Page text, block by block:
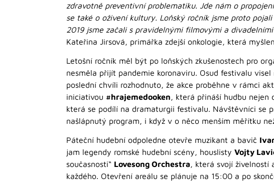
zdravotně preventivní problematiku. Jde nám o
se také o oživení kultury. Loňský ročník jsme proto
2019 jsme začali s pravidelnými filmovými a
Kateřina Jirsová, primářka zdejší onkologie, která
Letošní ročník měl být po loňských zkušenostech pro
nesměla přijít pandemie koronaviru. Osud festivalu
poslední chvíli rozhodnuto, že akce proběhne v rámci
iniciativou #hrajemedooken, která přináší hudbu nejen
která se podílí na dramaturgii festivalu. Návštěvníci se
našlápnutý program, i když v o něco menším měřítku
Páteční hudební odpoledne otevře muzikant a bavič
jam legendy romské hudební scény, houslisty Vojty
současnosti“ Lovesong Orchestra, která svojí živelností
každého. Otevření areálu se plánuje na 15:00 a po